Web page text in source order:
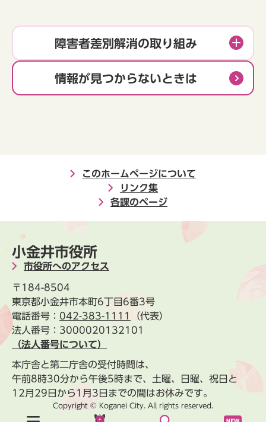
障害者差別解消の取り組み
情報が見つからないときは
このホームページについて
リンク集
各課のページ
小金井市役所
市役所へのアクセス
〒184-8504
東京都小金井市本町6丁目6番3号
電話番号： 042-383-1111
（代表）
法人番号：3000020132101
（法人番号について）
本庁舎と第二庁舎の受付時間は、
午前8時30分から午後5時まで、土曜、日曜、祝日と
12月29日から1月3日までの間はお休みです。
Copyright © Koganei City. All rights reserved.